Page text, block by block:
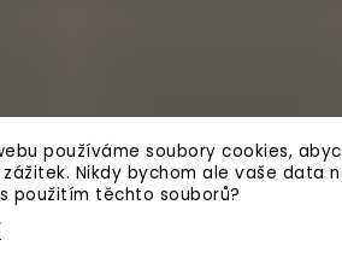
používáme soubory cookies,
Nikdy bychom ale vaše data
použitím těchto souborů?